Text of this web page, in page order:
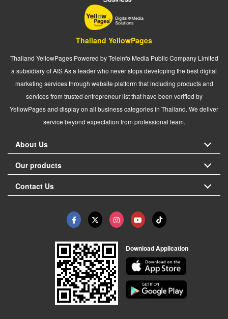
Thailand YellowPages
Thailand YellowPages Powered by Teleinfo Media Public Company Limited
a subsidiary of AIS As a leader who never stops developing the best digital
marketing services through website platform that including products and
services from trusted entrepreneur list that have been verified by
YellowPages and display on all business categories in Thailand. We deliver
service beyond expectation from professional team.
About Us
Our products
Contact Us
Download Application